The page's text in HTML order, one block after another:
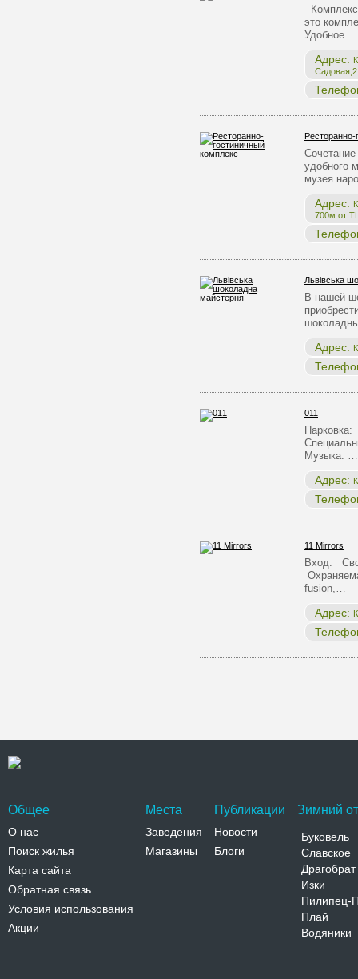
это
Удобное…
Адрес:
удобного
музея
Адрес:
700м от
Львівська
В нашей
Адрес:
011
Музыка: …
Адрес:
11 Mirrors
Вход:
fusion,…
Адрес:
Общее
О нас
Поиск жилья
Карта сайта
Обратная связь
Условия использования
Акции
Места
Заведения
Магазины
Публикации
Новости
Блоги
Зимний
Буковель
Славское
Драгобрат
Изки
Пилипец-
Плай
Водяники